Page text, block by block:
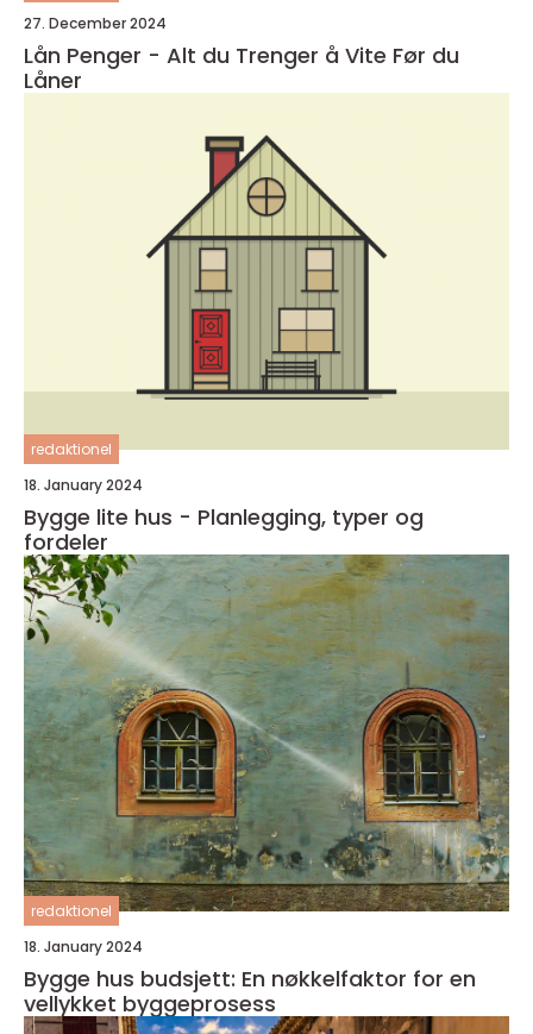
27. December 2024
Lån Penger - Alt du Trenger å Vite Før du
Låner
redaktionel
18. January 2024
Bygge lite hus - Planlegging, typer og
fordeler
redaktionel
18. January 2024
Bygge hus budsjett: En nøkkelfaktor for en
vellykket byggeprosess